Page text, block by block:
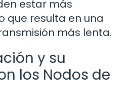
estar más
que resulta en una
más lenta.
y su
los Nodos de